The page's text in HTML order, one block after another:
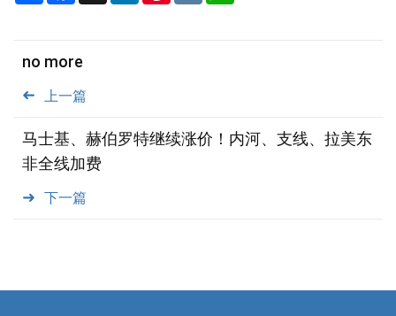
上一篇
no more
下一篇
马士基、赫伯罗特继续涨价！内河、支线、拉美东
非全线加费